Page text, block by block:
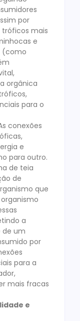
por
mais
e
(como
orgânica
para o
conexões
e
para outro.
de teia
de
que
a
de um
por
para a
mais fracas
e